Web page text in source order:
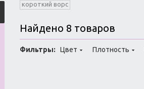
короткий ворс
Найдено 8 товаров
Фильтры: Цвет Плотность